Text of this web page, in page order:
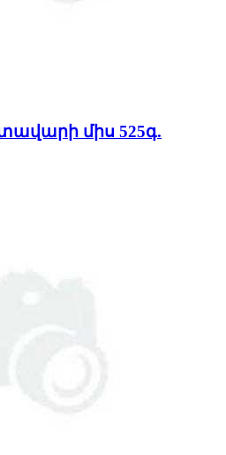
միս 525գ.